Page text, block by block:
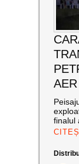
finalul